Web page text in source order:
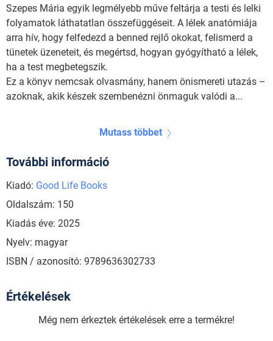
Szepes Mária egyik legmélyebb műve feltárja a testi és lelki
folyamatok láthatatlan összefüggéseit. A lélek anatómiája
arra hív, hogy felfedezd a benned rejlő okokat, felismerd a
tünetek üzeneteit, és megértsd, hogyan gyógyítható a lélek,
ha a test megbetegszik.
Ez a könyv nemcsak olvasmány, hanem önismereti utazás –
azoknak, akik készek szembenézni önmaguk valódi a...
Mutass többet
További információ
Kiadó: Good Life Books
Oldalszám: 150
Kiadás éve: 2025
Nyelv: magyar
ISBN / azonosító: 9789636302733
Értékelések
Még nem érkeztek értékelések erre a termékre!